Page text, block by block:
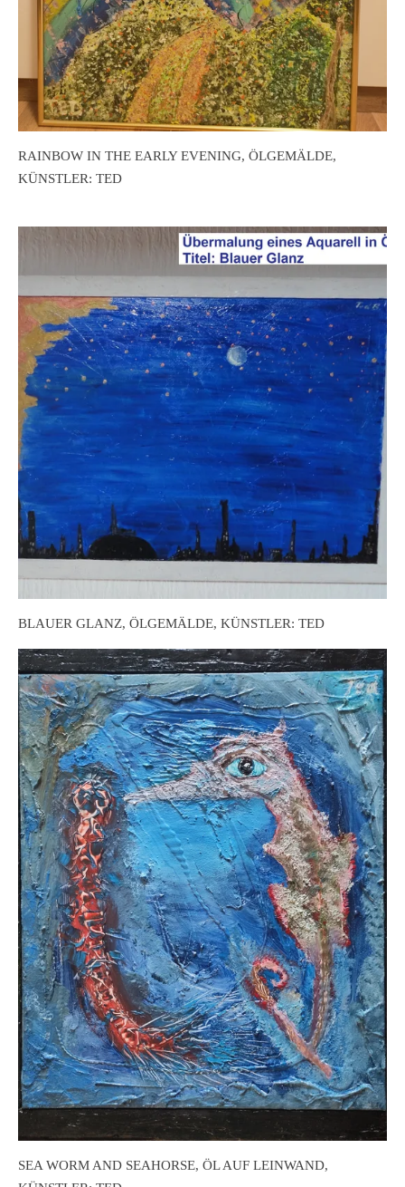
RAINBOW IN THE EARLY EVENING, ÖLGEMÄLDE,
KÜNSTLER: TED
BLAUER GLANZ, ÖLGEMÄLDE, KÜNSTLER: TED
SEA WORM AND SEAHORSE, ÖL AUF LEINWAND,